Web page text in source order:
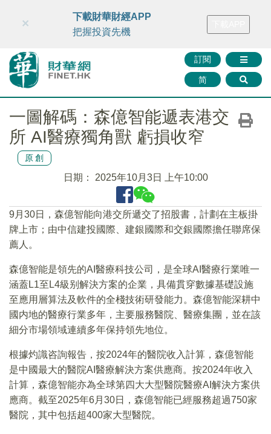
財華智庫網 FINTV FINMETA 財華證券 媒體矩陣
訂閱
简
×
下載財華財經APP
把握投資先機
一圖解碼：森億智能遞表港交
所 AI醫療獨角獸 虧損收窄
原創
日期： 2025年10月3日 上午10:00
9月30日，森億智能向港交所遞交了招股書，計劃在主板掛
牌上市；由中信建投國際、建銀國際和交銀國際擔任聯席保
薦人。
森億智能是領先的AI醫療科技公司，是全球AI醫療行業唯一
涵蓋L1至L4級别解決方案的企業，具備貫穿數據基礎設施
至應用層算法及軟件的全棧技術研發能力。森億智能深耕中
國内地的醫療行業多年，主要服務醫院、醫療集團，並在該
細分市場領域連續多年保持領先地位。
根據灼識咨詢報告，按2024年的醫院收入計算，森億智能
是中國最大的醫院AI醫療解決方案供應商。按2024年收入
計算，森億智能亦為全球第四大大型醫院醫療AI解決方案供
應商。截至2025年6月30日，森億智能已經服務超過750家
醫院，其中包括超400家大型醫院。